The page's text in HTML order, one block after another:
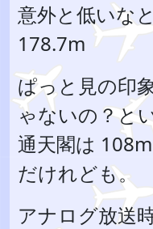
意外と低いな
178.7m
ぱっと見の印
ゃないの？と
通天閣は
だけれども。
アナログ放送